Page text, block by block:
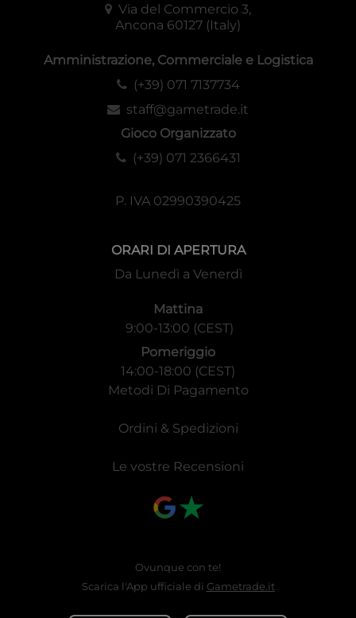
Via del Commercio 3,
Ancona 60127 (Italy)
Amministrazione, Commerciale e Logistica
(+39) 071 7137734
staff@gametrade.it
Gioco Organizzato
(+39) 071 2366431
P. IVA 02990390425
ORARI DI APERTURA
Da Lunedì a Venerdì
Mattina
9:00-13:00 (CEST)
Pomeriggio
14:00-18:00 (CEST)
Metodi Di Pagamento
Ordini & Spedizioni
Le vostre Recensioni
Ovunque con te!
Scarica l'App ufficiale di Gametrade.it